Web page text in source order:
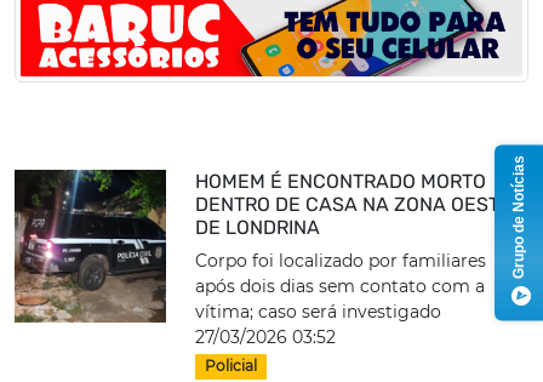
HOMEM É ENCONTRADO MORTO
DENTRO DE CASA NA ZONA OESTE
DE LONDRINA
Corpo foi localizado por familiares
após dois dias sem contato com a
vítima; caso será investigado
27/03/2026 03:52
Policial
Grupo de Notícias